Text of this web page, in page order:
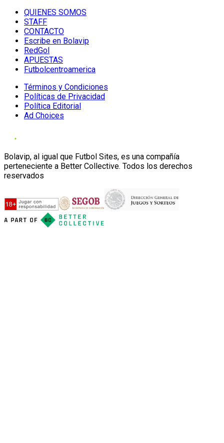
QUIENES SOMOS
STAFF
CONTACTO
Escribe en Bolavip
RedGol
APUESTAS
Futbolcentroamerica
Términos y Condiciones
Políticas de Privacidad
Política Editorial
Ad Choices
Bolavip, al igual que Futbol Sites, es una compañía
perteneciente a Better Collective. Todos los derechos
reservados